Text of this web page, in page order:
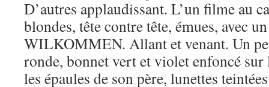
D’autres applaudissant. L’un filme au
blondes, tête contre tête, émues, avec
WILKOMMEN. Allant et venant. Un
ronde, bonnet vert et violet enfoncé
les épaules de son père, lunettes